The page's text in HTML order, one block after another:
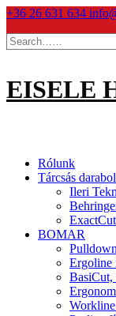
Skip
content
+36 26 631 634
EISELE
Rólunk
Tárcsás
Ileri
ExactCut
BOMAR
Ergoline
BasiCut,